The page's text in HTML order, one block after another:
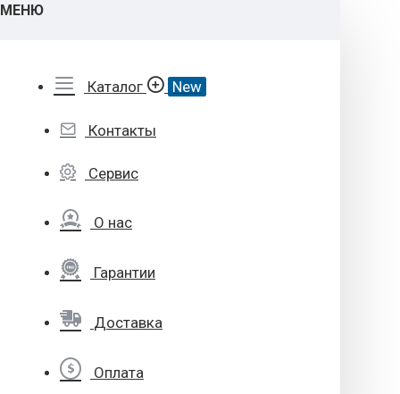
МЕНЮ
Каталог New
Контакты
Сервис
О нас
Гарантии
Доставка
Оплата